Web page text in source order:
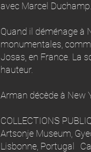
avec Marcel Duchamp.
Quand il déménage à
monumentales,
Josas, en France. La
hauteur.
Arman décède à New
COLLECTIONS
Artsonje Museum,
Lisbonne, Portugal